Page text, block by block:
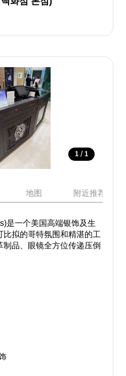
1 / 1
地图 附近推荐景点
是一个美国高端银饰及生
比拟的哥特氛围和精湛的工
品、眼镜全方位传递压倒